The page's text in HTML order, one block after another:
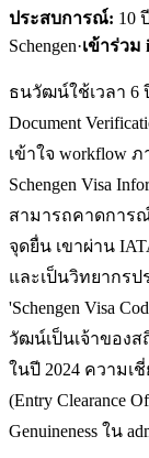
ประสบการณ์: 10 ปี
Schengen·เข้าร่วม
ธนวัฒน์ใช้เวลา 6
Document
เข้าใจ workflow ภ
Schengen Visa
สามารถคาดการณ์
จุดยื่น เขาผ่าน
และเป็นวิทยากรป
'Schengen Visa
วัฒน์เป็นเจ้าของสถิ
ในปี 2024 ความเ
(Entry Clearance
Genuineness ใน